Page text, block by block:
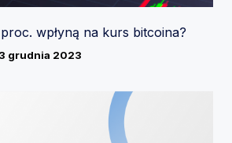
wpłyną na kurs bitcoina?
grudnia 2023